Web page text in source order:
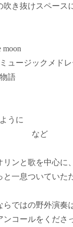
き抜けスペース
moon
ュージックメド
語
うに
ぬ など
リンと歌を中心に
と一息ついていた
らではの野外演奏
ンコールをくださ